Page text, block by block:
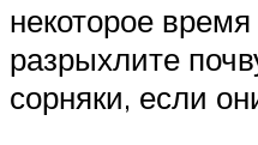
некоторое
разрыхлите
сорняки, если